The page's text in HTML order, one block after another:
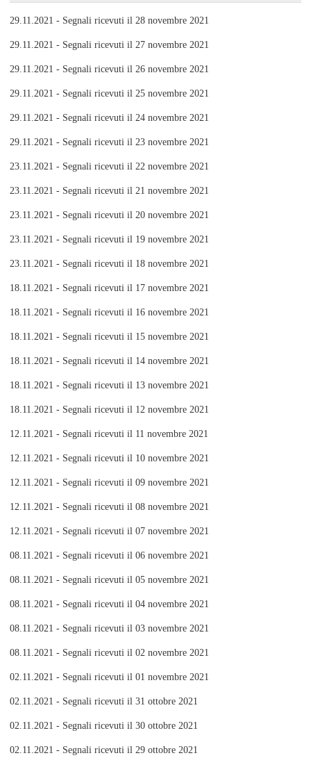
29.11.2021 - Segnali ricevuti il 28 novembre 2021
29.11.2021 - Segnali ricevuti il 27 novembre 2021
29.11.2021 - Segnali ricevuti il 26 novembre 2021
29.11.2021 - Segnali ricevuti il 25 novembre 2021
29.11.2021 - Segnali ricevuti il 24 novembre 2021
29.11.2021 - Segnali ricevuti il 23 novembre 2021
23.11.2021 - Segnali ricevuti il 22 novembre 2021
23.11.2021 - Segnali ricevuti il 21 novembre 2021
23.11.2021 - Segnali ricevuti il 20 novembre 2021
23.11.2021 - Segnali ricevuti il 19 novembre 2021
23.11.2021 - Segnali ricevuti il 18 novembre 2021
18.11.2021 - Segnali ricevuti il 17 novembre 2021
18.11.2021 - Segnali ricevuti il 16 novembre 2021
18.11.2021 - Segnali ricevuti il 15 novembre 2021
18.11.2021 - Segnali ricevuti il 14 novembre 2021
18.11.2021 - Segnali ricevuti il 13 novembre 2021
18.11.2021 - Segnali ricevuti il 12 novembre 2021
12.11.2021 - Segnali ricevuti il 11 novembre 2021
12.11.2021 - Segnali ricevuti il 10 novembre 2021
12.11.2021 - Segnali ricevuti il 09 novembre 2021
12.11.2021 - Segnali ricevuti il 08 novembre 2021
12.11.2021 - Segnali ricevuti il 07 novembre 2021
08.11.2021 - Segnali ricevuti il 06 novembre 2021
08.11.2021 - Segnali ricevuti il 05 novembre 2021
08.11.2021 - Segnali ricevuti il 04 novembre 2021
08.11.2021 - Segnali ricevuti il 03 novembre 2021
08.11.2021 - Segnali ricevuti il 02 novembre 2021
02.11.2021 - Segnali ricevuti il 01 novembre 2021
02.11.2021 - Segnali ricevuti il 31 ottobre 2021
02.11.2021 - Segnali ricevuti il 30 ottobre 2021
02.11.2021 - Segnali ricevuti il 29 ottobre 2021